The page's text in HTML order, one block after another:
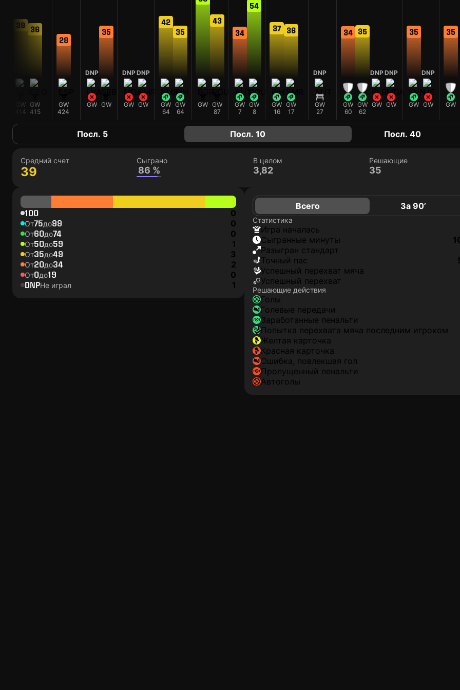
39
GW
414
36
GW
415
28
GW
424
DNP
GW
35
GW
DNP
GW
DNP
GW
42
GW
64
35
GW
64
GW
43
GW
87
34
GW
7
54
GW
8
37
GW
16
36
GW
17
DNP
GW
27
34
GW
60
35
GW
62
DNP
GW
DNP
GW
35
GW
DNP
GW
35
GW
Посл. 5 Посл. 10 Посл. 40
Средний счет
39
Сыграно
86 %
В целом
3,82
Решающие
35
100 0
От75до99 0
От60до74 0
От50до59 1
От35до49 3
От20до34 2
От0до19 0
DNPНе играл 1
Всего За 90’
Статистика
игра началась
сыгранные минуты
разыгран стандарт
точный пас
успешный перехват мяча
успешный перехват
Решающие действия
голы
голевые передачи
заработанные пенальти
попытка перехвата мяча последним игроком
желтая карточка
красная карточка
ошибка, повлекшая гол
пропущенный пенальти
автоголы